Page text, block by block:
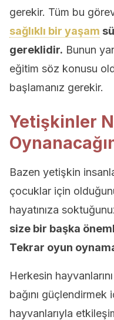
gerekir. Tüm bu
sağlıklı bir yaşam
gereklidir. Bunun
eğitim söz konusu
başlamanız gerekir.
Yetişkinler
Bazen yetişkin
çocuklar için
hayatınıza
size bir başka
Tekrar oyun
Herkesin
bağını
hayvanlarıyla